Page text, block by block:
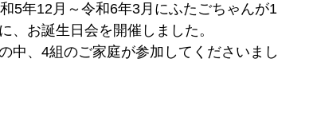
人材育成 講師派遣
5年12月～令和6年3月にふたごちゃんが1
、お誕生日会を開催しました。
中、4組のご家庭が参加してくださいまし